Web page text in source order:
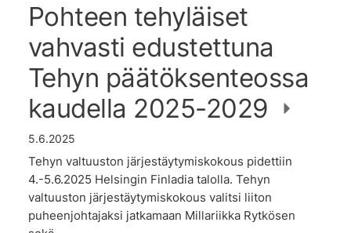
Pohteen tehyläiset
vahvasti edustettuna
Tehyn päätöksenteossa
kaudella 2025-2029
5.6.2025
Tehyn valtuuston järjestäytymiskokous pidettiin
4.-5.6.2025 Helsingin Finladia talolla. Tehyn
valtuuston järjestäytymiskokous valitsi liiton
puheenjohtajaksi jatkamaan Millariikka Rytkösen